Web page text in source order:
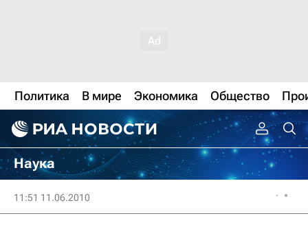
Политика В мире Экономика Общество
Наука
11:51 11.06.2010